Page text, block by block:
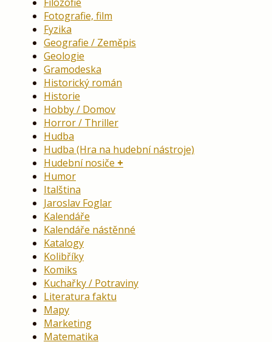
Fotografie, film
Fyzika
Geografie / Zeměpis
Geologie
Gramodeska
Historický román
Historie
Hobby / Domov
Horror / Thriller
Hudba
Hudba (Hra na hudební nástroje)
Hudební nosiče
Humor
Italština
Jaroslav Foglar
Kalendáře
Kalendáře nástěnné
Katalogy
Kolibříky
Komiks
Kuchařky / Potraviny
Literatura faktu
Mapy
Marketing
Matematika